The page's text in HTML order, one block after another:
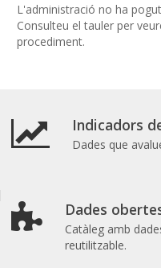
L'administració no ha
Consulteu el tauler per
procediment.
Indicadors
Dades que
Dades
Catàleg amb
reutilitzable.